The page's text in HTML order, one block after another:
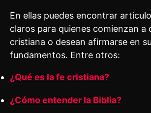
En ellas puedes encontrar
claros para quienes comienzan a
cristiana o desean afirmarse en
fundamentos. Entre otros:
¿Qué es la fe cristiana?
¿Cómo entender la Biblia?